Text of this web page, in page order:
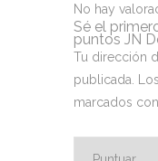
No hay
Sé el
puntos JN
Tu dirección
publicada.
marcados con